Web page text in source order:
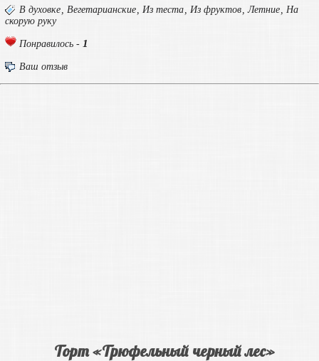
В духовке, Вегетарианские, Из теста, Из фруктов,Летние, На
скорую руку
Понравилось -1
Ваш отзыв
Торт «Трюфельный черный лес»